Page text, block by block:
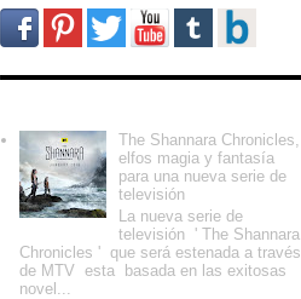
The Shannara Chronicles,
elfos magia y fantasía
para una nueva serie de
televisión
La nueva serie de
televisión ' The Shannara
Chronicles ' que será estenada a través
de MTV esta basada en las exitosas
novel...